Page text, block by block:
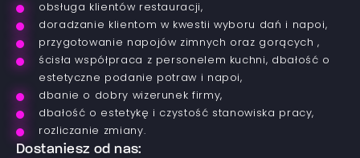
obsługa klientów restauracji,
doradzanie klientom w kwestii wyboru dań i napoi,
przygotowanie napojów zimnych oraz gorących ,
ścisła współpraca z personelem kuchni, dbałość o
estetyczne podanie potraw i napoi,
dbanie o dobry wizerunek firmy,
dbałość o estetykę i czystość stanowiska pracy,
rozliczanie zmiany.
Dostaniesz od nas: